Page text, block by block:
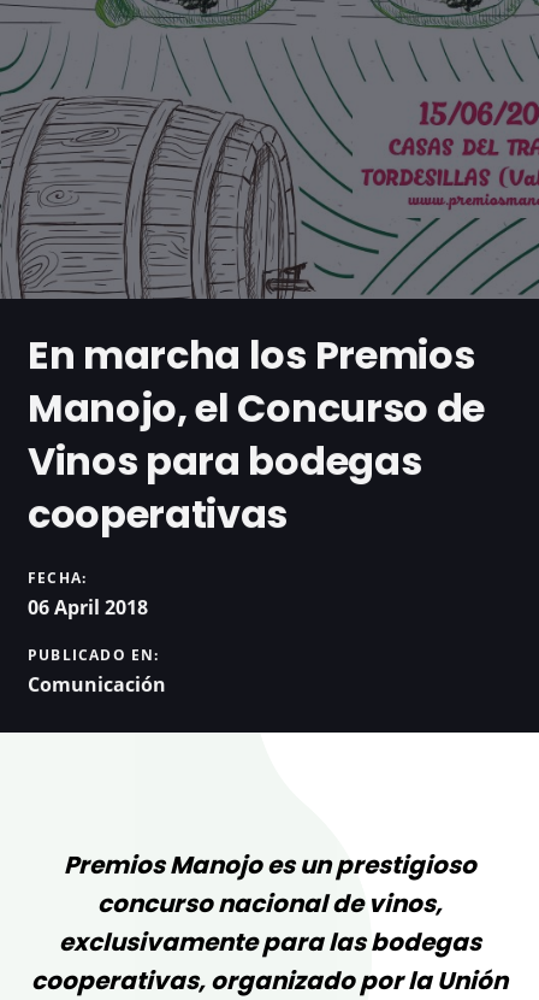
En marcha los Premios
Manojo, el Concurso de
Vinos para bodegas
cooperativas
FECHA:
06 April 2018
PUBLICADO EN:
Comunicación
Premios Manojo es un prestigioso
concurso nacional de vinos,
exclusivamente para las bodegas
cooperativas, organizado por la Unión